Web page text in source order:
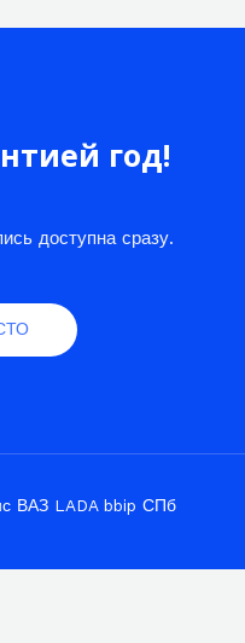
год!
доступна сразу.
ВАЗ LADA bbip СПб